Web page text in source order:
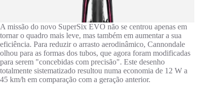
A missão do novo SuperSix EVO não se centrou apenas em
tornar o quadro mais leve, mas também em aumentar a sua
eficiência. Para reduzir o arrasto aerodinâmico, Cannondale
olhou para as formas dos tubos, que agora foram modificadas
para serem "concebidas com precisão". Este desenho
totalmente sistematizado resultou numa economia de 12 W a
45 km/h em comparação com a geração anterior.